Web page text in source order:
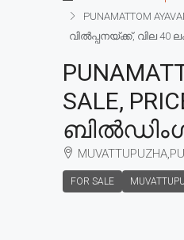
PUNAMATTOM
വിൽപ്പനയ്ക്ക്, വില 40
SALE,
ബിൽഡിംഗ്‌
FOR SALE